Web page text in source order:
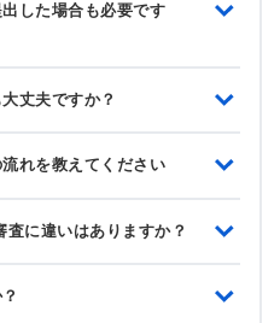
した場合も必要です
丈夫ですか？
れを教えてください
に違いはありますか？